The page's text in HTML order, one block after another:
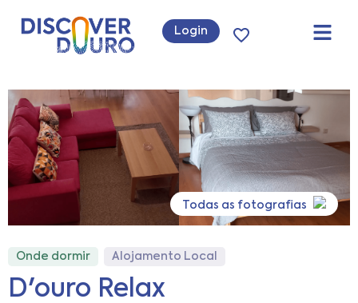
Login
Todas as fotografias
Onde dormir Alojamento Local
D'ouro Relax